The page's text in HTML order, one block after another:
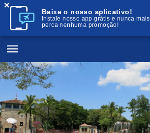
Baixe o nosso aplicativo!
Instale nosso app grátis e nunca mais
perca nenhuma promoção!
×